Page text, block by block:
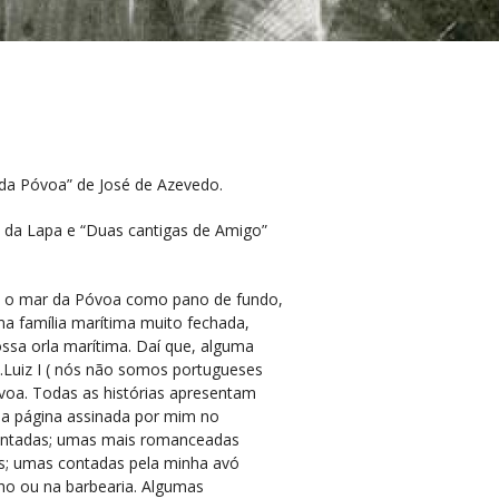
Póvoa” de José de Azevedo.
Lapa e “Duas cantigas de Amigo”
mar da Póvoa como pano de fundo,
família marítima muito fechada,
orla marítima. Daí que, alguma
I ( nós não somos portugueses
Todas as histórias apresentam
página assinada por mim no
umas mais romanceadas
umas contadas pela minha avó
ou na barbearia. Algumas